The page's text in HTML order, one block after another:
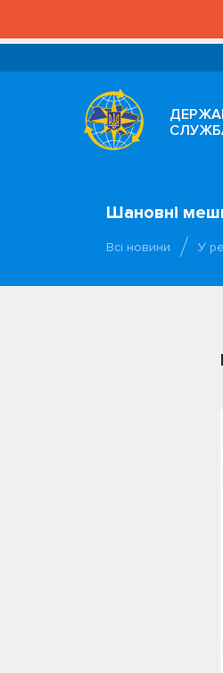
Шановні
Всі новини У